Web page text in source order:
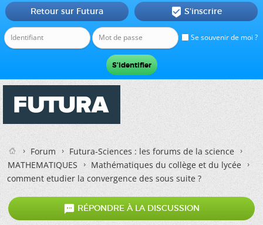
Se souvenir de moi ?
Retour sur Futura  S'inscrire
Forum
Futura-Sciences : les forums de la science
MATHEMATIQUES
Mathématiques du collège et du lycée
comment etudier la convergence des sous suite ?
 RÉPONDRE À LA DISCUSSION